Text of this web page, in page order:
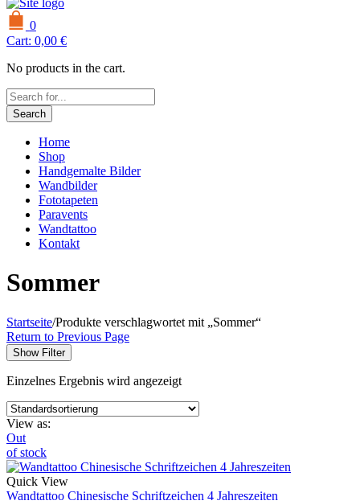
0
Cart: 0,00 €
No products in the cart.
Search
Home
Shop
Handgemalte Bilder
Wandbilder
Fototapeten
Paravents
Wandtattoo
Kontakt
Sommer
Startseite/Produkte verschlagwortet mit „Sommer“
Return to Previous Page
Show Filter
Einzelnes Ergebnis wird angezeigt
View as:
Out
of stock
Quick View
Wandtattoo Chinesische Schriftzeichen 4 Jahreszeiten